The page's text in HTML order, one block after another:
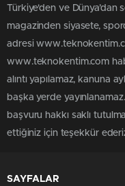
Türkiye'den ve Dünya’dan
magazinden siyasete,
adresi
www.teknokentim.com
alıntı yapılamaz, kanuna
başka yerde
başvuru hakkı saklı
ettiğiniz için teşekkür
SAYFALAR